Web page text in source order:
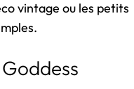
vintage ou les petits